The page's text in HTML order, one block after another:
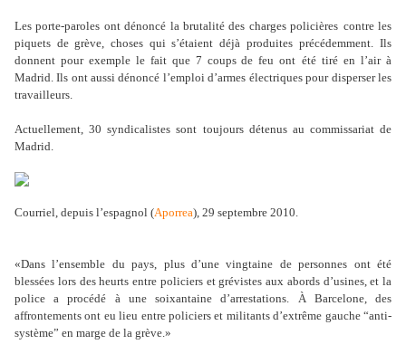
Les porte-paroles ont dénoncé la brutalité des charges policières contre les
piquets de grève, choses qui s’étaient déjà produites précédemment. Ils
donnent pour exemple le fait que 7 coups de feu ont été tiré en l’air à
Madrid. Ils ont aussi dénoncé l’emploi d’armes électriques pour disperser les
travailleurs.
Actuellement, 30 syndicalistes sont toujours détenus au commissariat de
Madrid.
Courriel, depuis l’espagnol (Aporrea), 29 septembre 2010.
«Dans l’ensemble du pays, plus d’une vingtaine de personnes ont été
blessées lors des heurts entre policiers et grévistes aux abords d’usines, et la
police a procédé à une soixantaine d’arrestations. À Barcelone, des
affrontements ont eu lieu entre policiers et militants d’extrême gauche “anti-
système” en marge de la grève.»